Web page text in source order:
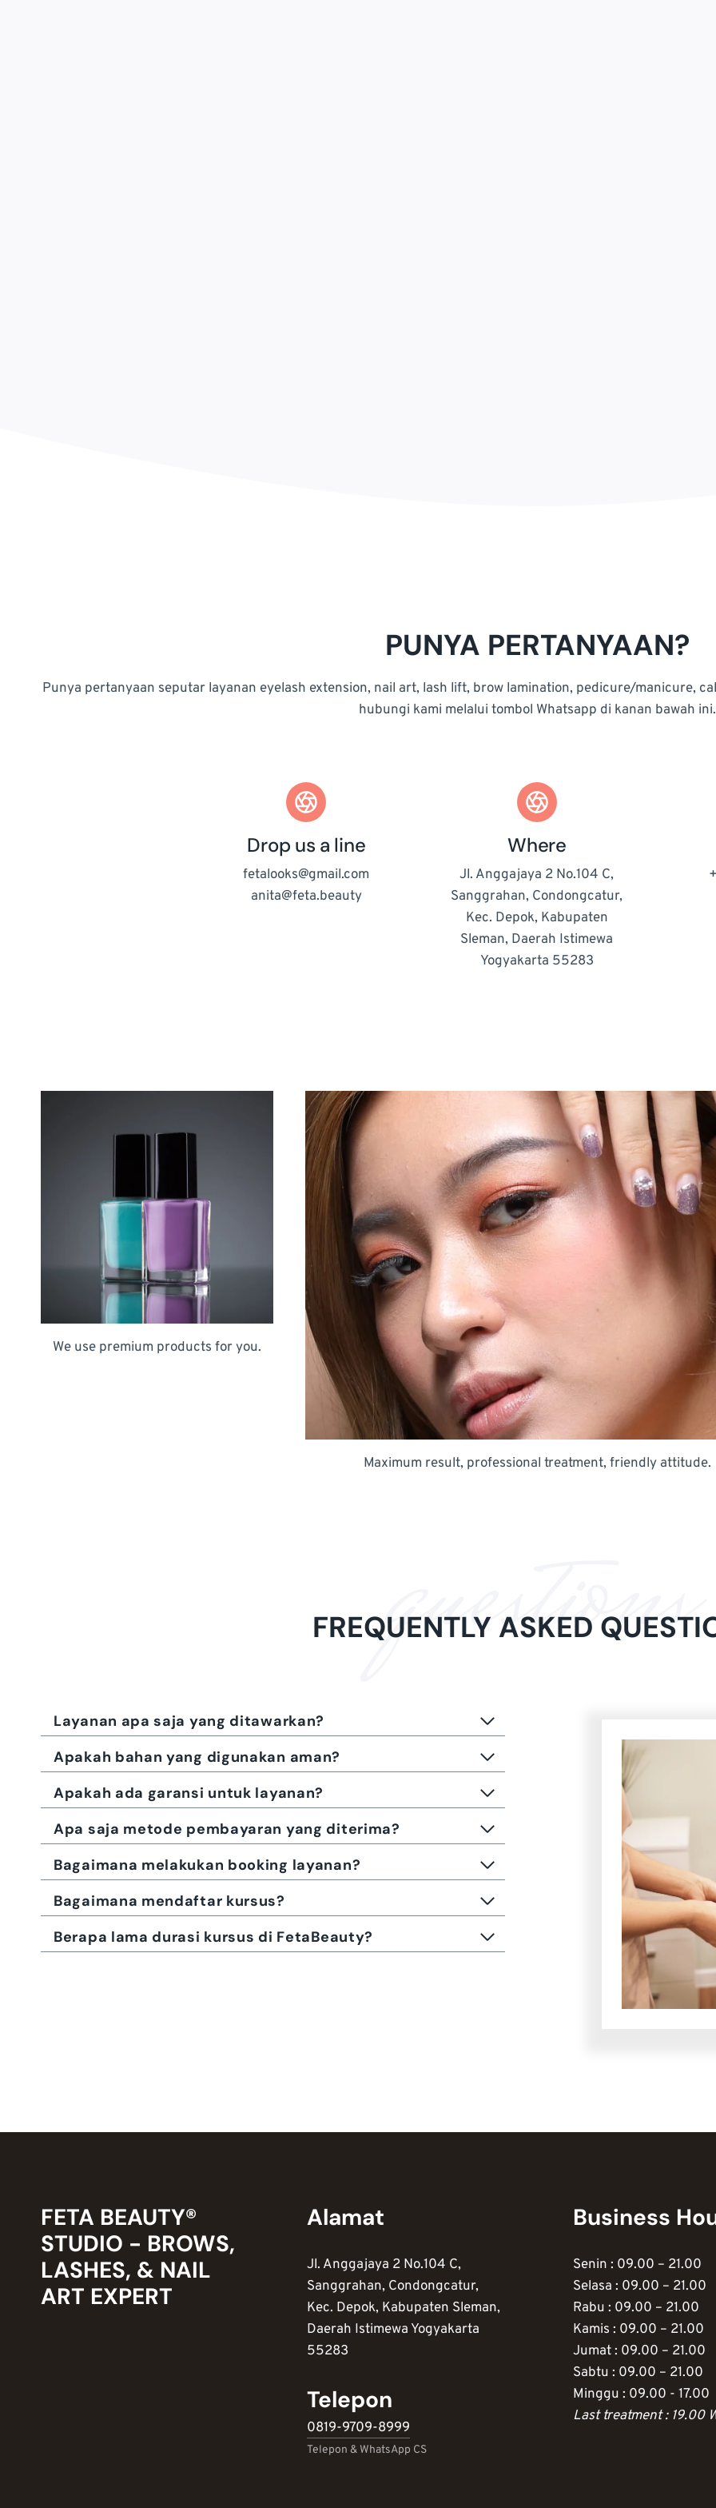
PUNYA PERTANYAAN?
Punya pertanyaan seputar layanan eyelash extension, nail art, lash lift, brow lamination, pedicure/manicure,
hubungi kami melalui tombol Whatsapp di kanan bawah ini.
Drop us a line
fetalooks@gmail.com
anita@feta.beauty
Where
Jl. Anggajaya 2 No.104 C,
Sanggrahan, Condongcatur,
Kec. Depok, Kabupaten
Sleman, Daerah Istimewa
Yogyakarta 55283
We use premium products for you.
Maximum result, professional treatment, friendly attitude.
questions
FREQUENTLY ASKED
Layanan apa saja yang ditawarkan?
Apakah bahan yang digunakan aman?
Apakah ada garansi untuk layanan?
Apa saja metode pembayaran yang diterima?
Bagaimana melakukan booking layanan?
Bagaimana mendaftar kursus?
Berapa lama durasi kursus di FetaBeauty?
FETA BEAUTY®
STUDIO - BROWS,
LASHES, & NAIL
ART EXPERT
Alamat
Jl. Anggajaya 2 No.104 C,
Sanggrahan, Condongcatur,
Kec. Depok, Kabupaten Sleman,
Daerah Istimewa Yogyakarta
55283
Telepon
0819-9709-8999
Telepon & WhatsApp CS
Business
Senin : 09.00 – 21.00
Selasa : 09.00 – 21.00
Rabu : 09.00 – 21.00
Kamis : 09.00 – 21.00
Jumat : 09.00 – 21.00
Sabtu : 09.00 – 21.00
Minggu : 09.00 - 17.00
Last treatment : 19.00